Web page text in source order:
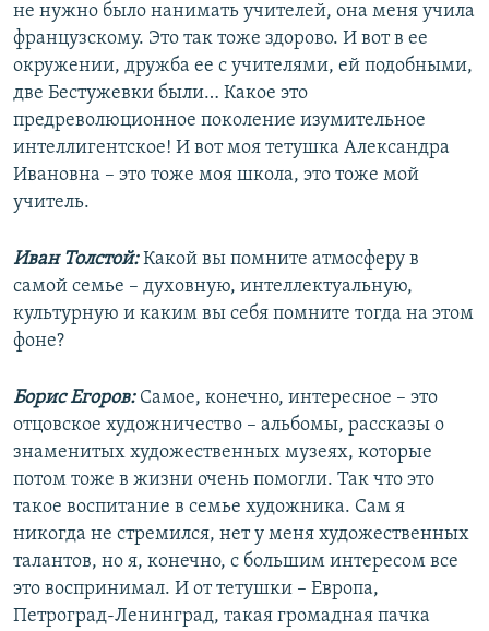
не нужно было нанимать учителей, она меня учила
французскому. Это так тоже здорово. И вот в ее
окружении, дружба ее с учителями, ей подобными,
две Бестужевки были… Какое это
предреволюционное поколение изумительное
интеллигентское! И вот моя тетушка Александра
Ивановна – это тоже моя школа, это тоже мой
учитель.
Иван Толстой:Какой вы помните атмосферу в
самой семье – духовную, интеллектуальную,
культурную и каким вы себя помните тогда на этом
фоне?
Борис Егоров: Самое, конечно, интересное – это
отцовское художничество – альбомы, рассказы о
знаменитых художественных музеях, которые
потом тоже в жизни очень помогли. Так что это
такое воспитание в семье художника. Сам я
никогда не стремился, нет у меня художественных
талантов, но я, конечно, с большим интересом все
это воспринимал. И от тетушки – Европа,
Петроград-Ленинград, такая громадная пачка